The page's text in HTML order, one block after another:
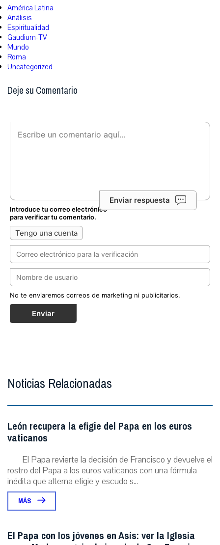
América Latina
Análisis
Espiritualidad
Gaudium-TV
Mundo
Roma
Uncategorized
Deje su Comentario
Enviar respuesta
Introduce tu correo electrónico
para verificar tu comentario.
Tengo una cuenta
No te enviaremos correos de marketing ni publicitarios.
Enviar
Noticias Relacionadas
León recupera la efigie del Papa en los euros
vaticanos
El Papa revierte la decisión de Francisco y devuelve el
rostro del Papa a los euros vaticanos con una fórmula
inédita que alterna efigie y escudo s...
MÁS
El Papa con los jóvenes en Asís: ver la Iglesia